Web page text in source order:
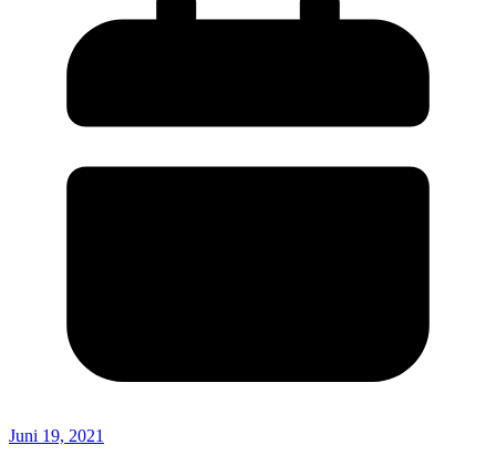
Juni 19, 2021